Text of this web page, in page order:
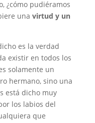
¿cómo pudiéramos
una virtud y un
es la verdad
existir en todos los
solamente un
hermano, sino una
está dicho muy
los labios del
que